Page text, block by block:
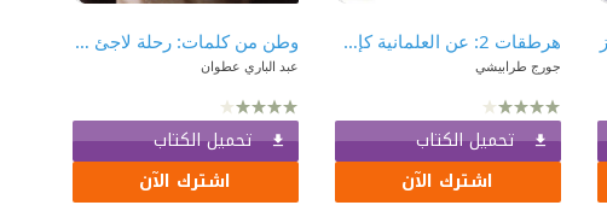
هرطقات 2: عن العلمانية كإشكالية إسلامية - إسلامية
جورج طرابيشي
تحميل الكتاب
اشترك الآن
وطن من كلمات: رحلة لاجئ من المخيم إلى الصفحة الأولى
عبد الباري عطوان
تحميل الكتاب
اشترك الآن